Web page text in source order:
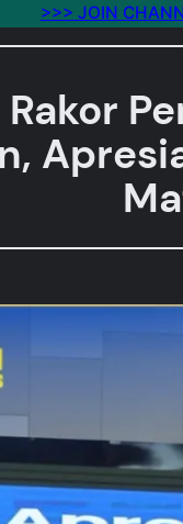
>>> JOIN